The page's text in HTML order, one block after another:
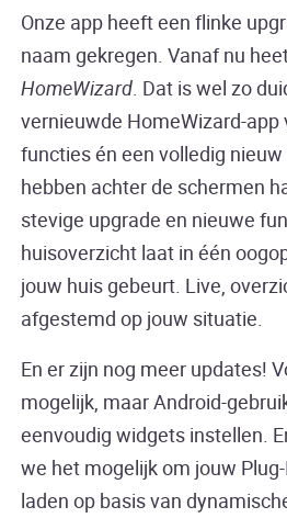
Onze app heeft een flinke
naam gekregen. Vanaf nu
HomeWizard . Dat is wel zo
vernieuwde HomeWizard-app
functies én een volledig
hebben achter de schermen
stevige upgrade en nieuwe
huisoverzicht laat in één
jouw huis gebeurt. Live,
afgestemd op jouw situatie.
En er zijn nog meer updates!
mogelijk, maar Android-
eenvoudig widgets instellen.
we het mogelijk om jouw
laden op basis van